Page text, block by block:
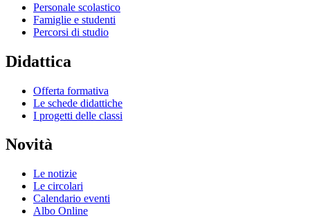
Personale scolastico
Famiglie e studenti
Percorsi di studio
Didattica
Offerta formativa
Le schede didattiche
I progetti delle classi
Novità
Le notizie
Le circolari
Calendario eventi
Albo Online